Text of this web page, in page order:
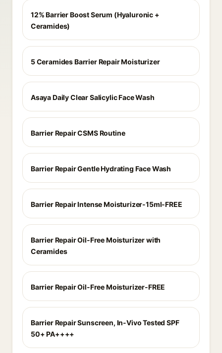
12% Barrier Boost Serum (Hyaluronic +
Ceramides)
5 Ceramides Barrier Repair Moisturizer
Asaya Daily Clear Salicylic Face Wash
Barrier Repair CSMS Routine
Barrier Repair Gentle Hydrating Face Wash
Barrier Repair Intense Moisturizer-15ml-FREE
Barrier Repair Oil-Free Moisturizer with
Ceramides
Barrier Repair Oil-Free Moisturizer-FREE
Barrier Repair Sunscreen, In-Vivo Tested SPF
50+ PA++++